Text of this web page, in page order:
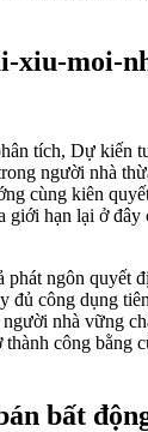
xiu-moi-
tích, Dự
người nhà
cùng kiên
hạn lại ở
ngôn
công dụng
nhà vững
công bằng
bất